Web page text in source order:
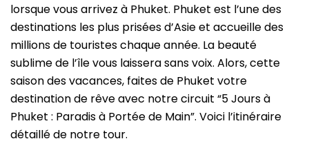
lorsque vous arrivez à Phuket. Phuket est l’une des
destinations les plus prisées d’Asie et accueille des
millions de touristes chaque année. La beauté
sublime de l’île vous laissera sans voix. Alors, cette
saison des vacances, faites de Phuket votre
destination de rêve avec notre circuit “5 Jours à
Phuket : Paradis à Portée de Main”. Voici l’itinéraire
détaillé de notre tour.